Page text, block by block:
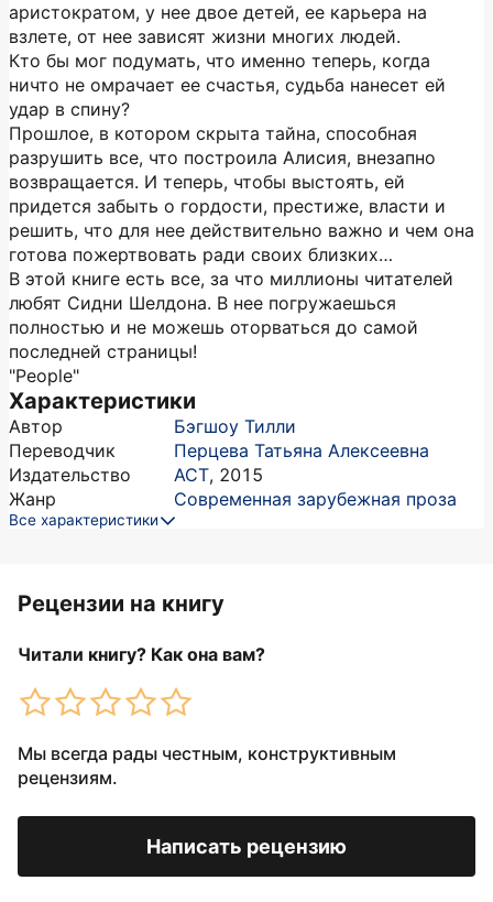
аристократом, у нее двое детей, ее карьера на
взлете, от нее зависят жизни многих людей.
Кто бы мог подумать, что именно теперь, когда
ничто не омрачает ее счастья, судьба нанесет ей
удар в спину?
Прошлое, в котором скрыта тайна, способная
разрушить все, что построила Алисия, внезапно
возвращается. И теперь, чтобы выстоять, ей
придется забыть о гордости, престиже, власти и
решить, что для нее действительно важно и чем она
готова пожертвовать ради своих близких…
В этой книге есть все, за что миллионы читателей
любят Сидни Шелдона. В нее погружаешься
полностью и не можешь оторваться до самой
последней страницы!
"People"
Характеристики
Автор
Бэгшоу Тилли
Переводчик
Перцева Татьяна Алексеевна
Издательство
АСТ, 2015
Жанр
Современная зарубежная проза
Все характеристики
Рецензии на книгу
Читали книгу? Как она вам?
Мы всегда рады честным, конструктивным
рецензиям.
Написать рецензию